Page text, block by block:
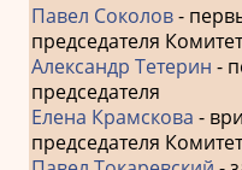
Павел Соколов-
председателя
Александр Тетерин -
председателя
Елена Крамскова -
председателя